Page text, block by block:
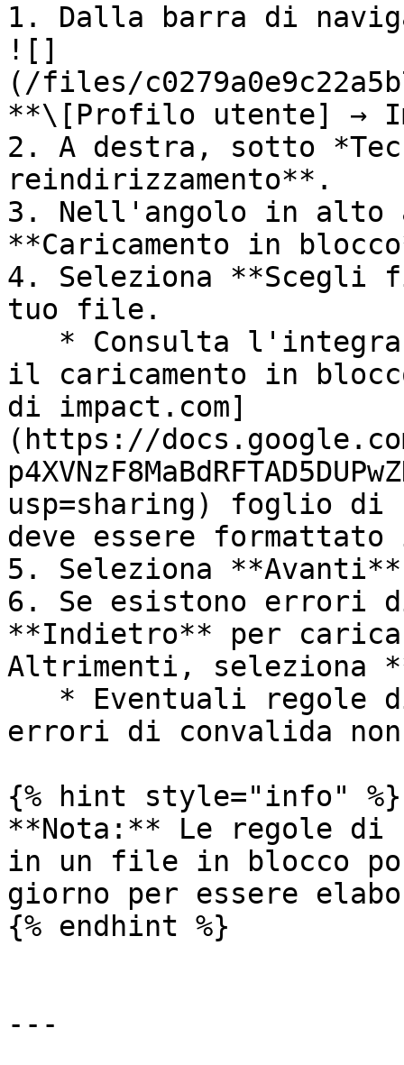
1. Dalla barra di
![]
(/files/
**\[Profilo utente] →
2. A destra, sotto
reindirizzamento**.
3. Nell'angolo in alto
**Caricamento in
4. Seleziona
tuo file.
il caricamento in
di impact.com]
(https://
usp=sharing) foglio di
deve essere
5. Seleziona
6. Se esistono errori
**Indietro** per
Altrimenti, seleziona
errori di convalida
{% hint style="info" %}
**Nota:** Le regole di
in un file in blocco
giorno per essere
{% endhint %}
---